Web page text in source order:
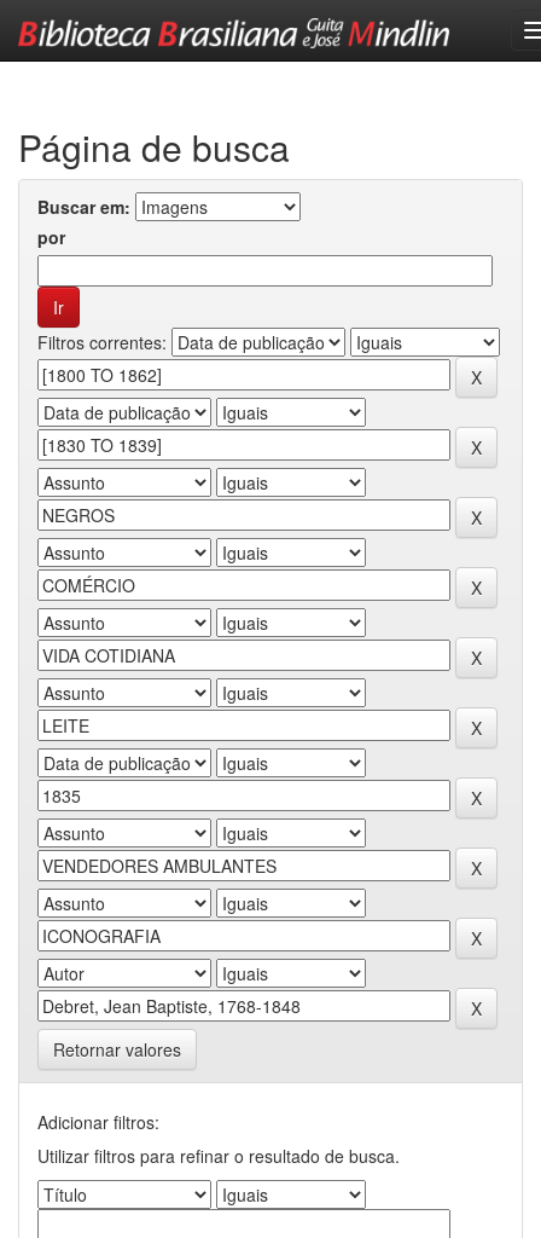
Página de busca
Buscar em:
por
Filtros correntes:
Retornar valores
Adicionar filtros:
Utilizar filtros para refinar o resultado de busca.